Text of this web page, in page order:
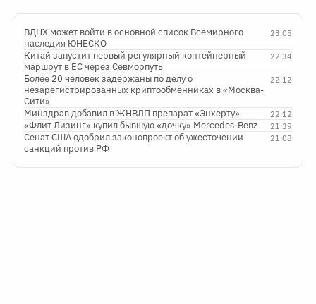
23:05
ВДНХ может войти в основной список Всемирного
наследия ЮНЕСКО
22:34
Китай запустит первый регулярный контейнерный
маршрут в ЕС через Севморпуть
22:12
Более 20 человек задержаны по делу о
незарегистрированных криптообменниках в «Москва-
Сити»
22:12
Минздрав добавил в ЖНВЛП препарат «Энхерту»
21:39
«Флит Лизинг» купил бывшую «дочку» Mercedes-Benz
21:08
Сенат США одобрил законопроект об ужесточении
санкций против РФ